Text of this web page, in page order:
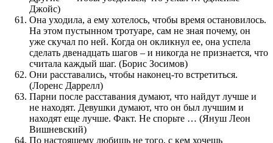
Джойс)
Она уходила, а ему хотелось, чтобы время остановилось.
На этом пустынном тротуаре, сам не зная почему, он
уже скучал по ней. Когда он окликнул ее, она успела
сделать двенадцать шагов – и никогда не признается, что
считала каждый шаг. (Борис Зосимов)
Они расставались, чтобы наконец-то встретиться.
(Лоренс Даррелл)
Парни после расставания думают, что найдут лучше и
не находят. Девушки думают, что он был лучшим и
находят еще лучше. Факт. Не спорьте … (Януш Леон
Вишневский)
По настоящему любишь не того, с кем хочешь